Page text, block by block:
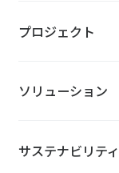
プロジェクト
ソリューション
サステナビリティ